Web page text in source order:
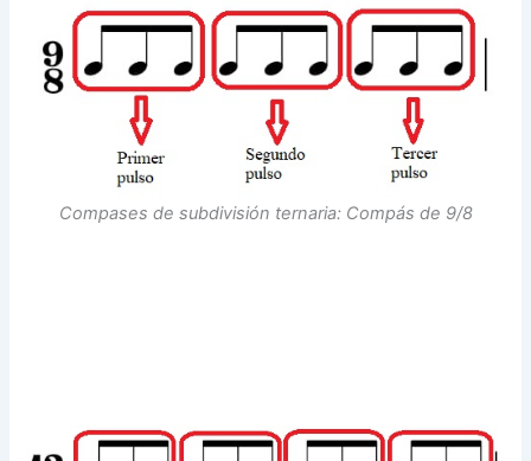
Compases de subdivisión ternaria: Compás de 9/8